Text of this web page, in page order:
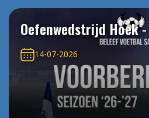
Oefenwedstrijd Hoek -
14-07-2026